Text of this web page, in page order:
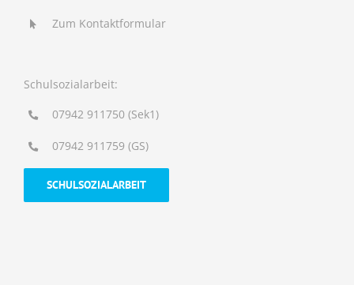
Zum Kontaktformular
Schulsozialarbeit:
07942 911750 (Sek1)
07942 911759 (GS)
SCHULSOZIALARBEIT